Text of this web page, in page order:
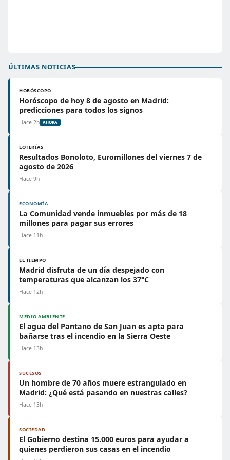
ÚLTIMAS NOTICIAS
HORÓSCOPO
Horóscopo de hoy 8 de agosto en Madrid:
predicciones para todos los signos
Hace 2h AHORA
LOTERÍAS
Resultados Bonoloto, Euromillones del viernes 7 de
agosto de 2026
Hace 9h
ECONOMÍA
La Comunidad vende inmuebles por más de 18
millones para pagar sus errores
Hace 11h
EL TIEMPO
Madrid disfruta de un día despejado con
temperaturas que alcanzan los 37°C
Hace 12h
MEDIO AMBIENTE
El agua del Pantano de San Juan es apta para
bañarse tras el incendio en la Sierra Oeste
Hace 13h
SUCESOS
Un hombre de 70 años muere estrangulado en
Madrid: ¿Qué está pasando en nuestras calles?
Hace 13h
SOCIEDAD
El Gobierno destina 15.000 euros para ayudar a
quienes perdieron sus casas en el incendio